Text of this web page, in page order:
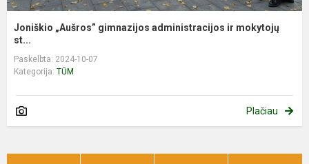
Joniškio „Aušros” gimnazijos administracijos ir mokytojų
st...
Paskelbta: 2024-10-07
Kategorija: TŪM
Plačiau